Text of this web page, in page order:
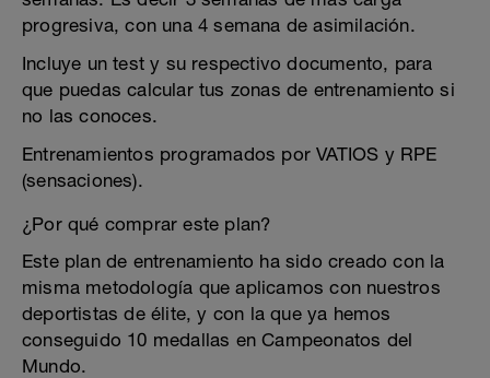
progresiva, con una 4 semana de asimilación.
Incluye un test y su respectivo documento, para
que puedas calcular tus zonas de entrenamiento si
no las conoces.
Entrenamientos programados por VATIOS y RPE
(sensaciones).
¿Por qué comprar este plan?
Este plan de entrenamiento ha sido creado con la
misma metodología que aplicamos con nuestros
deportistas de élite, y con la que ya hemos
conseguido 10 medallas en Campeonatos del
Mundo.